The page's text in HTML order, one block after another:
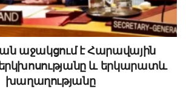
աջակցում է Հարավային
և երկարատև
խաղաղությանը